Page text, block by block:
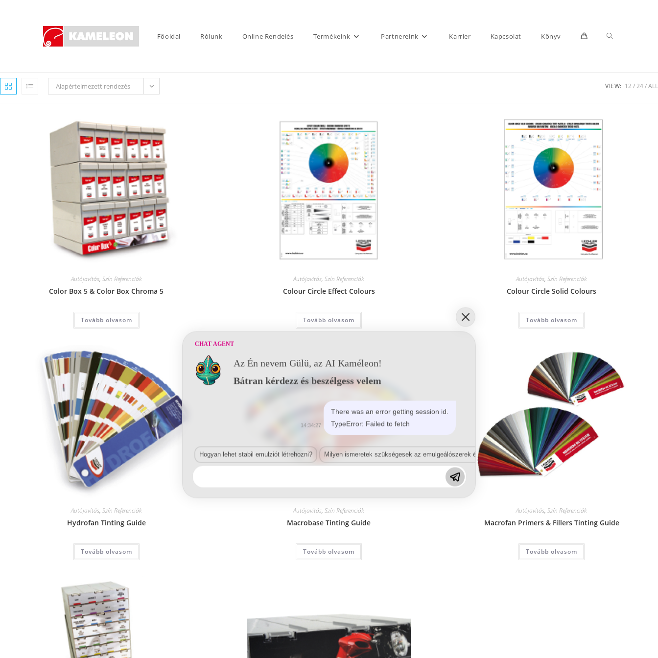
Főoldal Rólunk Online Rendelés Termékeink Partnereink Karrier Kapcsolat Könyv Toggle
Alapértelmezett rendezés VIEW: 12 24 ALL
Autójavítás, Szín Referenciák
Color Box 5 & Color Box Chroma 5
Tovább olvasom
Autójavítás,Szín Referenciák
Colour Circle Effect Colours
Tovább olvasom
Autójavítás,Szín Referenciák
Colour Circle Solid Colours
Tovább olvasom
Autójavítás, Szín Referenciák
Hydrofan Tinting Guide
Tovább olvasom
Autójavítás,Szín Referenciák
Macrobase Tinting Guide
Tovább olvasom
Autójavítás,Szín Referenciák
Macrofan Primers & Fillers Tinting Guide
Tovább olvasom
CHAT AGENT
Az Én nevem Gülü, az AI Kaméleon!
Bátran kérdezz és beszélgess velem
There was an error getting session id.
TypeError: Failed to fetch
14:34:27
Hogyan lehet stabil emulziót létrehozni? Milyen ismeretek szükségesek az emulgeálószerek és diszpergálószerek terén?